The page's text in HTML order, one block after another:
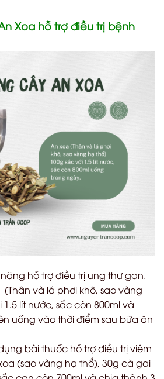
Xoa hỗ trợ điều trị bệnh
hỗ trợ điều trị ung thư gan.
và lá phơi khô, sao vàng
lít nước, sắc còn 800ml và
uống vào thời điểm sau bữa ăn
bài thuốc hỗ trợ điều trị viêm
(sao vàng hạ thổ), 30g cà gai